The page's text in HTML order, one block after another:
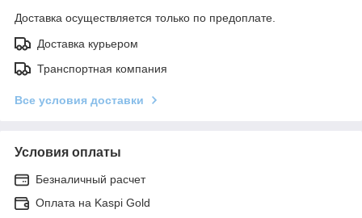
Доставка осуществляется только по предоплате.
Доставка курьером
Транспортная компания
Все условия доставки
Условия оплаты
Безналичный расчет
Оплата на Kaspi Gold